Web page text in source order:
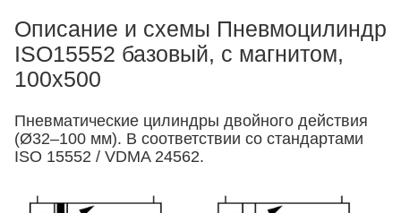
Описание и схемы Пневмоцилиндр
ISO15552 базовый, с магнитом,
100x500
Пневматические цилиндры двойного действия
(Ø32–100 мм). В соответствии со стандартами
ISO 15552 / VDMA 24562.